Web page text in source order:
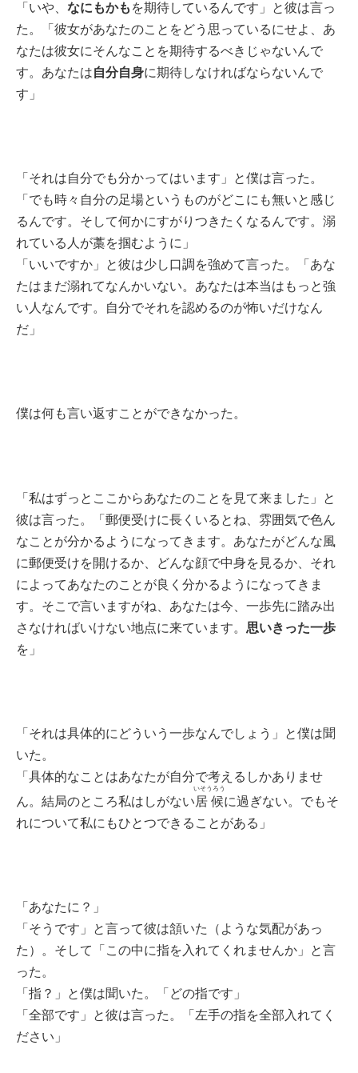
「いや、 なにもかもを期待しているんです」と彼は言っ
た。「彼女があなたのことをどう思っているにせよ、あ
なたは彼女にそんなことを期待するべきじゃないんで
す。あなたは自分自身に期待しなければならないんで
す」
「それは自分でも分かってはいます」と僕は言った。
「でも時々自分の足場というものがどこにも無いと感じ
るんです。そして何かにすがりつきたくなるんです。溺
れている人が藁を掴むように」
「いいですか」と彼は少し口調を強めて言った。「あな
たはまだ溺れてなんかいない。あなたは本当はもっと強
い人なんです。自分でそれを認めるのが怖いだけなん
だ」
僕は何も言い返すことができなかった。
「私はずっとここからあなたのことを見て来ました」と
彼は言った。「郵便受けに長くいるとね、雰囲気で色ん
なことが分かるようになってきます。あなたがどんな風
に郵便受けを開けるか、どんな顔で中身を見るか、それ
によってあなたのことが良く分かるようになってきま
す。そこで言いますがね、あなたは今、一歩先に踏み出
さなければいけない地点に来ています。 思いきった一歩
を」
「それは具体的にどういう一歩なんでしょう」と僕は聞
いた。
「具体的なことはあなたが自分で考えるしかありませ
ん。結局のところ私はしがない居候
いそうろう
に過ぎない。でもそ
れについて私にもひとつできることがある」
「あなたに？」
「そうです」と言って彼は頷いた（ような気配があっ
た）。そして「この中に指を入れてくれませんか」と言
った。
「指？」と僕は聞いた。「どの指です」
「全部です」と彼は言った。「左手の指を全部入れてく
ださい」